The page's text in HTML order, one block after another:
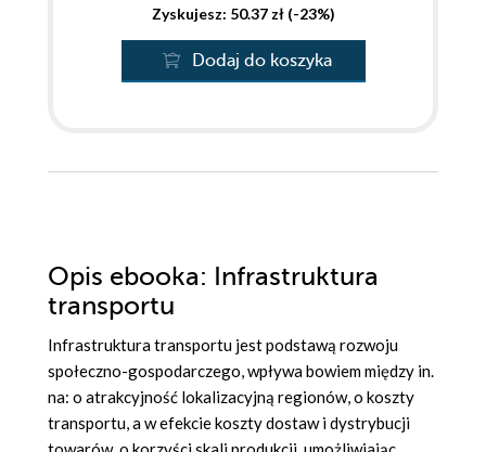
Zyskujesz: 50.37 zł (-23%)
Dodaj do koszyka
Opis ebooka: Infrastruktura
transportu
Infrastruktura transportu jest podstawą rozwoju
społeczno-gospodarczego, wpływa bowiem między in.
na: o atrakcyjność lokalizacyjną regionów, o koszty
transportu, a w efekcie koszty dostaw i dystrybucji